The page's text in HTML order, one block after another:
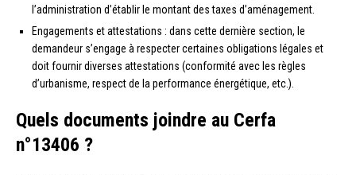
l’administration d’établir le montant des taxes d’aménagement.
Engagements et attestations : dans cette dernière section, le
demandeur s’engage à respecter certaines obligations légales et
doit fournir diverses attestations (conformité avec les règles
d’urbanisme, respect de la performance énergétique, etc.).
Quels documents joindre au Cerfa
n°13406 ?